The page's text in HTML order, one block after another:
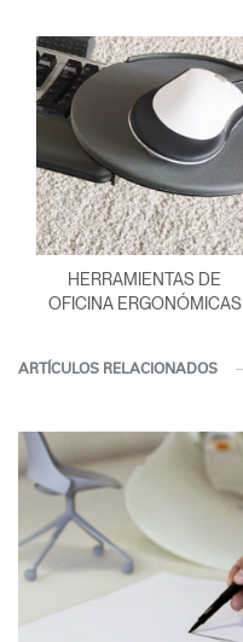
HERRAMIENTAS DE
OFICINA ERGONÓMICAS
ARTÍCULOS RELACIONADOS